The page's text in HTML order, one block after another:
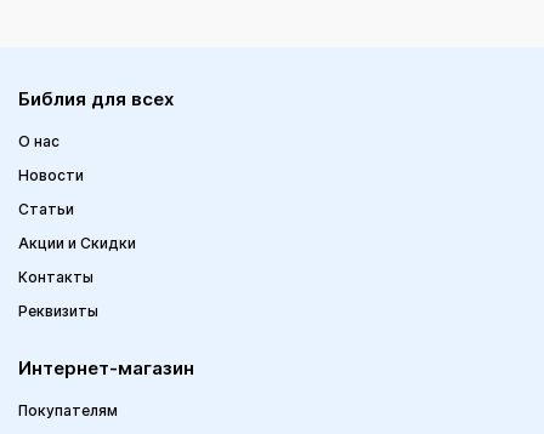
Библия для всех
О нас
Новости
Статьи
Акции и Скидки
Контакты
Реквизиты
Интернет-магазин
Покупателям